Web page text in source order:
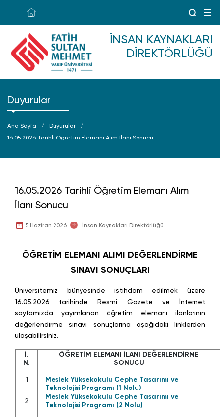
İNSAN KAYNAKLARI
DIREKTÖRLÜĞÜ
Duyurular
Ana Sayfa
Duyurular
16.05.2026 Tarihli Öğretim Elemanı Alım İlanı Sonucu
16.05.2026 Tarihli Öğretim Elemanı Alım
İlanı Sonucu
5 Haziran 2026 İnsan Kaynakları Direktörlüğü
ÖĞRETİM ELEMANI ALIMI DEĞERLENDİRME
SINAVI SONUÇLARI
Üniversitemiz bünyesinde istihdam edilmek üzere
16.05.2026 tarihinde Resmi Gazete ve İnternet
sayfamızda yayımlanan öğretim elemanı ilanlarının
değerlendirme sınavı sonuçlarına aşağıdaki linklerden
ulaşabilirsiniz.
İ.
N.
ÖĞRETİM ELEMANI İLANI DEĞERLENDİRME
SONUCU
1
Meslek Yüksekokulu Cephe Tasarımı ve
Teknolojisi Programı (1 Nolu)
2
Meslek Yüksekokulu Cephe Tasarımı ve
Teknolojisi Programı (2 Nolu)